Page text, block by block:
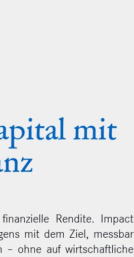
mit
Rendite. Impact
mit dem Ziel, messbar
– ohne auf wirtschaftliche